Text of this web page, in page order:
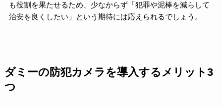
も役割を果たせるため、少なからず「犯罪や泥棒を減らして
治安を良くしたい」という期待には応えられるでしょう。
ダミーの防犯カメラを導入するメリット3
つ